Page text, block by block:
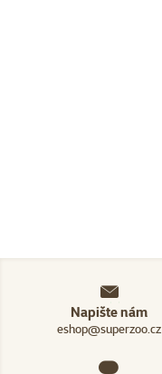
Napište nám
eshop@superzoo.cz